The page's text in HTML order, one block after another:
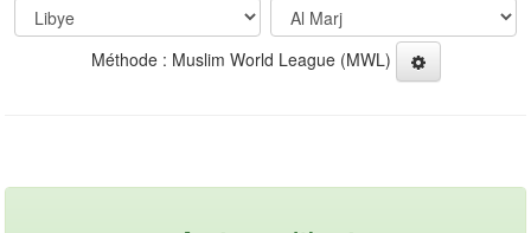
Méthode : Muslim World League (MWL)